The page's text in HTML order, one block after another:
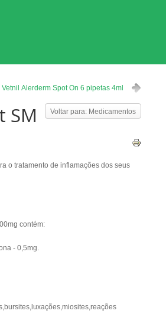
Alerderm Spot On 6 pipetas 4ml
Voltar para: Medicamentos
SM
o tratamento de inflamações dos seus
contém:
- 0,5mg.